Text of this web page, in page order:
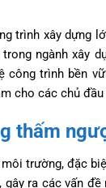
trình xây dựng
ngành xây
công trình bền
cho các chủ
thấm
trường, đặc
ra các vấn